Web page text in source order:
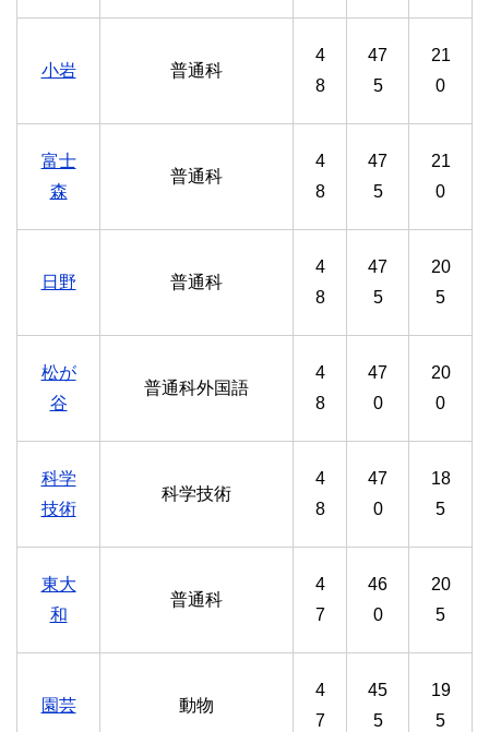
小岩 普通科
4
8
47
5
21
0
富士
森
普通科
4
8
47
5
21
0
日野 普通科
4
8
47
5
20
5
松が
谷
普通科外国語
4
8
47
0
20
0
科学
技術
科学技術
4
8
47
0
18
5
東大
和
普通科
4
7
46
0
20
5
園芸 動物
4
7
45
5
19
5